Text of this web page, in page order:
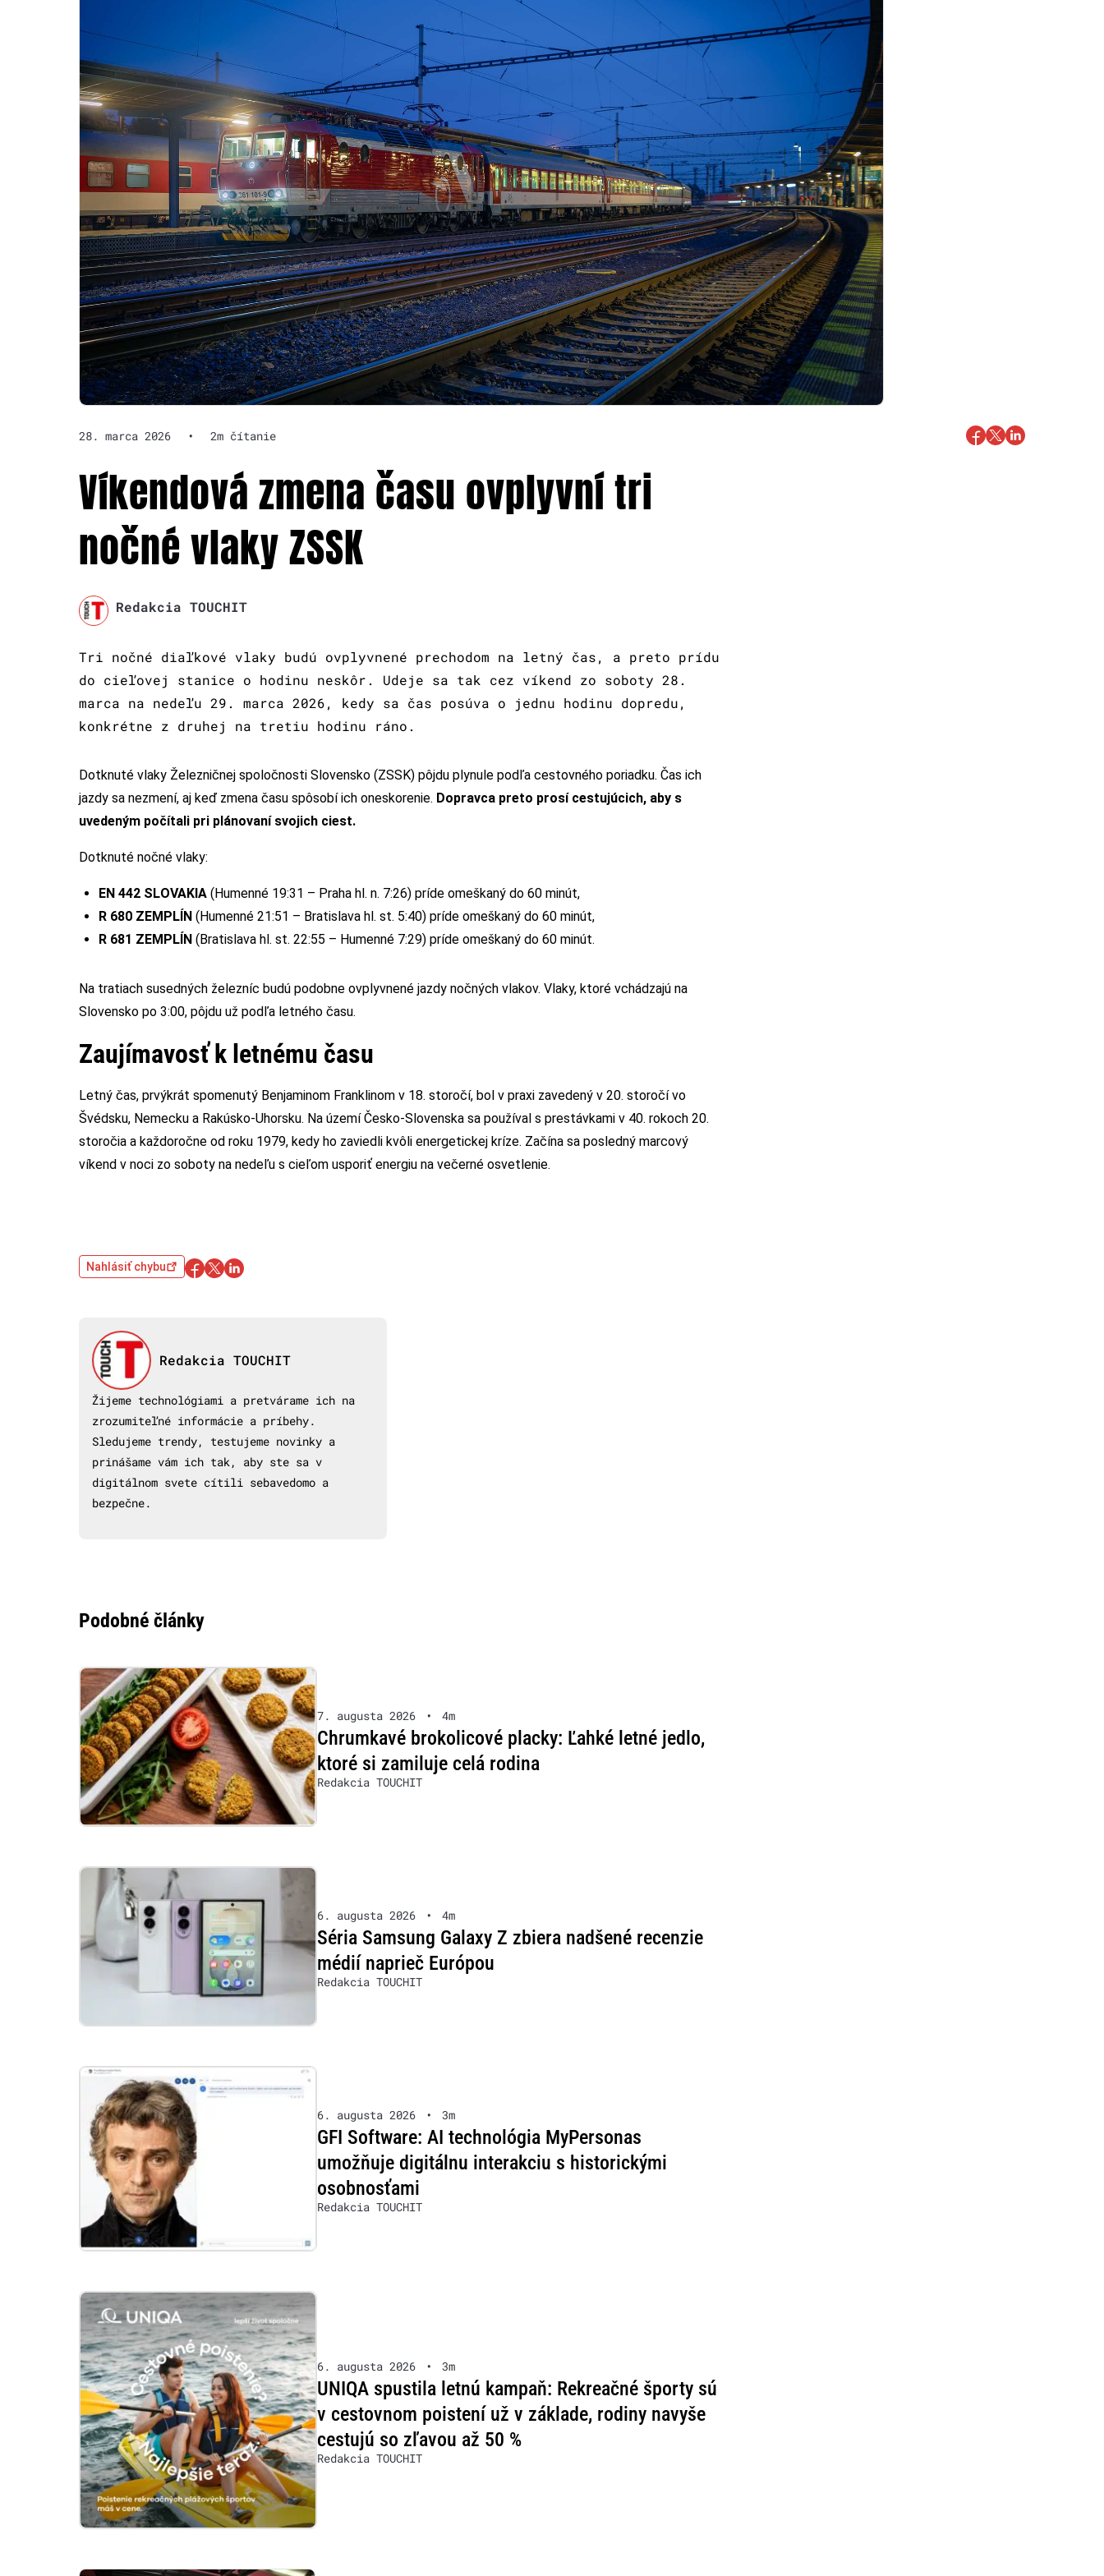
28. marca 2026 • 2m čítanie
Víkendová zmena času ovplyvní tri
nočné vlaky ZSSK
Redakcia TOUCHIT
Tri nočné diaľkové vlaky budú ovplyvnené prechodom na letný čas, a preto prídu
do cieľovej stanice o hodinu neskôr. Udeje sa tak cez víkend zo soboty 28.
marca na nedeľu 29. marca 2026, kedy sa čas posúva o jednu hodinu dopredu,
konkrétne z druhej na tretiu hodinu ráno.
Dotknuté vlaky Železničnej spoločnosti Slovensko (ZSSK) pôjdu plynule podľa cestovného poriadku. Čas ich
jazdy sa nezmení, aj keď zmena času spôsobí ich oneskorenie. Dopravca preto prosí cestujúcich, aby s
uvedeným počítali pri plánovaní svojich ciest.
Dotknuté nočné vlaky:
EN 442 SLOVAKIA (Humenné 19:31 – Praha hl. n. 7:26) príde omeškaný do 60 minút,
R 680 ZEMPLÍN (Humenné 21:51 – Bratislava hl. st. 5:40) príde omeškaný do 60 minút,
R 681 ZEMPLÍN (Bratislava hl. st. 22:55 – Humenné 7:29) príde omeškaný do 60 minút.
Na tratiach susedných železníc budú podobne ovplyvnené jazdy nočných vlakov. Vlaky, ktoré vchádzajú na
Slovensko po 3:00, pôjdu už podľa letného času.
Zaujímavosť k letnému času
Letný čas, prvýkrát spomenutý Benjaminom Franklinom v 18. storočí, bol v praxi zavedený v 20. storočí vo
Švédsku, Nemecku a Rakúsko-Uhorsku. Na území Česko-Slovenska sa používal s prestávkami v 40. rokoch 20.
storočia a každoročne od roku 1979, kedy ho zaviedli kvôli energetickej kríze. Začína sa posledný marcový
víkend v noci zo soboty na nedeľu s cieľom usporiť energiu na večerné osvetlenie.
Nahlásiť chybu
Redakcia TOUCHIT
Žijeme technológiami a pretvárame ich na
zrozumiteľné informácie a príbehy.
Sledujeme trendy, testujeme novinky a
prinášame vám ich tak, aby ste sa v
digitálnom svete cítili sebavedomo a
bezpečne.
Podobné články
7. augusta 2026 • 4m
Chrumkavé brokolicové placky: Ľahké letné jedlo,
ktoré si zamiluje celá rodina
Redakcia TOUCHIT
6. augusta 2026 • 4m
Séria Samsung Galaxy Z zbiera nadšené recenzie
médií naprieč Európou
Redakcia TOUCHIT
6. augusta 2026 • 3m
GFI Software: AI technológia MyPersonas
umožňuje digitálnu interakciu s historickými
osobnosťami
Redakcia TOUCHIT
6. augusta 2026 • 3m
UNIQA spustila letnú kampaň: Rekreačné športy sú
v cestovnom poistení už v základe, rodiny navyše
cestujú so zľavou až 50 %
Redakcia TOUCHIT